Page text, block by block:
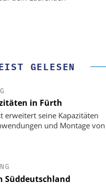
GELESEN
in Fürth
erweitert seine Kapazitäten
und Montage von
Süddeutschland